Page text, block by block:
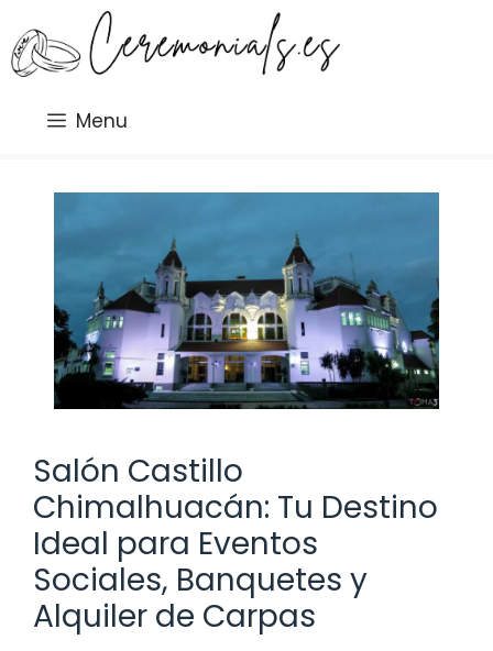
al
contenido
Menu
Salón Castillo
Chimalhuacán: Tu Destino
Ideal para Eventos
Sociales, Banquetes y
Alquiler de Carpas